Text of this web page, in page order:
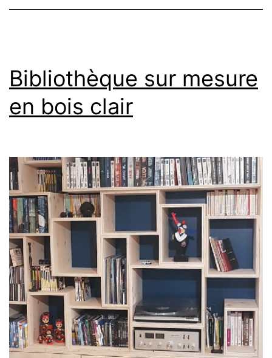
Bibliothèque sur mesure
en bois clair